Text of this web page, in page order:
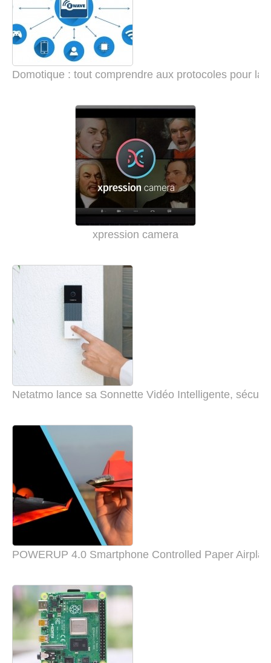
Domotique : tout comprendre aux protocoles pour la
xpression camera
Netatmo lance sa Sonnette Vidéo Intelligente,
POWERUP 4.0 Smartphone Controlled Paper